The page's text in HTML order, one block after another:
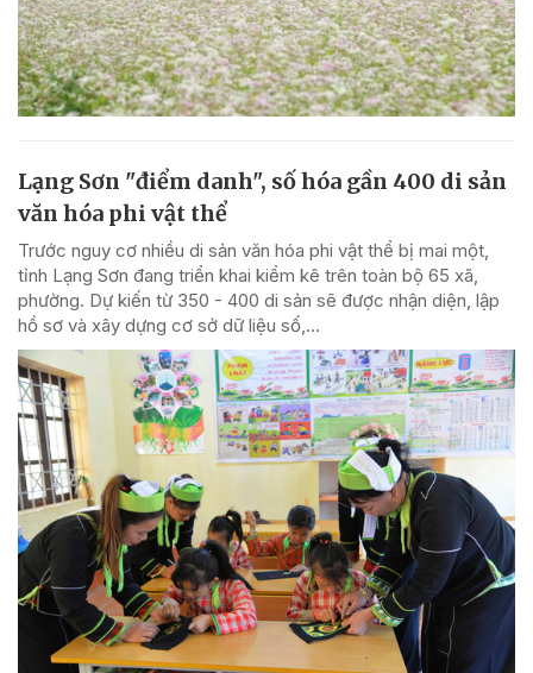
Lạng Sơn "điểm danh", số hóa gần 400 di sản
văn hóa phi vật thể
Trước nguy cơ nhiều di sản văn hóa phi vật thể bị mai một,
tỉnh Lạng Sơn đang triển khai kiểm kê trên toàn bộ 65 xã,
phường. Dự kiến từ 350 - 400 di sản sẽ được nhận diện, lập
hồ sơ và xây dựng cơ sở dữ liệu số,...